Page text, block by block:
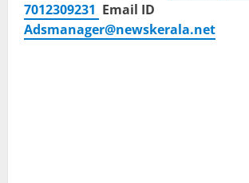
7012309231 Email ID
Adsmanager@newskerala.net